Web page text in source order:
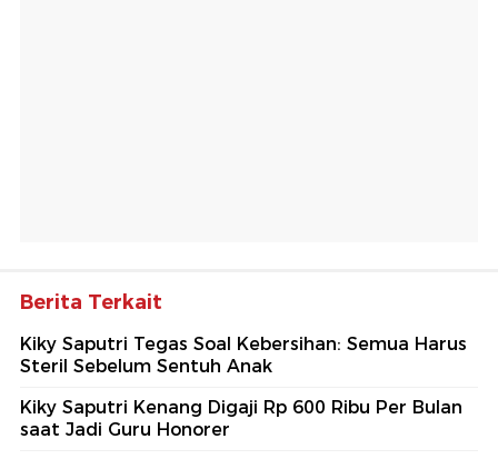
Berita Terkait
Kiky Saputri Tegas Soal Kebersihan: Semua Harus
Steril Sebelum Sentuh Anak
Kiky Saputri Kenang Digaji Rp 600 Ribu Per Bulan
saat Jadi Guru Honorer